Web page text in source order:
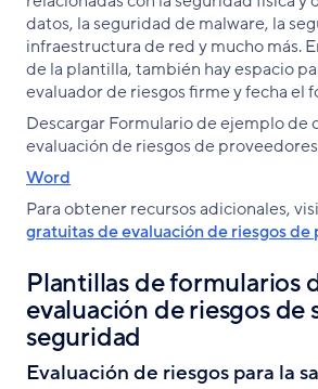
datos, la seguridad de malware, la
infraestructura de red y mucho más.
de la plantilla, también hay espacio
evaluador de riesgos firme y fecha el
Descargar Formulario de ejemplo de
evaluación de riesgos de proveedores
Word
Para obtener recursos adicionales,
gratuitas de evaluación de riesgos
Plantillas de formularios
evaluación de riesgos de
seguridad
Evaluación de riesgos para la